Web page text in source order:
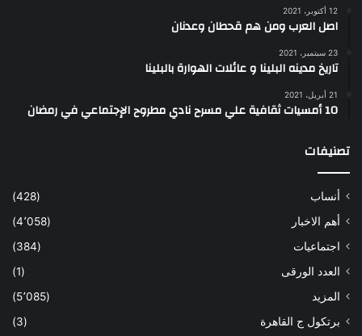
12 أكتوبر، 2021
اصل العرب ومن هم قحطان وعدنان
23 سبتمبر، 2021
تاريخ مدينه البلينا و عائلات الهوارة بالبلينا
21 أبريل، 2021
10 أمسيات ثقافية علي مسرح نادي مطروح الإجتماعي في رمضان
تصنيفات
أنساب
(428)
أهم الاخبار
(4٬058)
اجتماعيات
(384)
العدد الورقى
(1)
المزيد
(5٬085)
برتكول ج القاهرة
(3)